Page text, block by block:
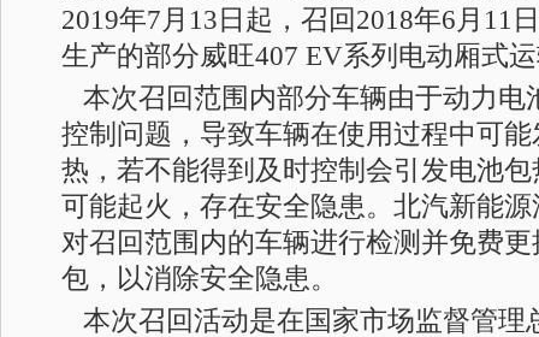
2019年7月13日起，召回2018年6月11
生产的部分威旺407 EV系列电动厢式
本次召回范围内部分车辆由于动力电
控制问题，导致车辆在使用过程中可
热，若不能得到及时控制会引发电池
可能起火，存在安全隐患。北汽新能
对召回范围内的车辆进行检测并免费
包，以消除安全隐患。
本次召回活动是在国家市场监督管理